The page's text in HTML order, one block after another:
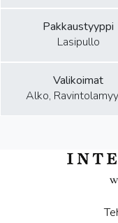
Pakkaustyyppi
Lasipullo
Valikoimat
Alko,